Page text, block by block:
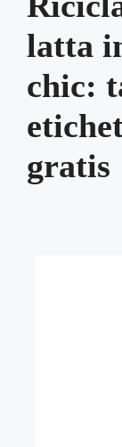
latta
chic:
gratis